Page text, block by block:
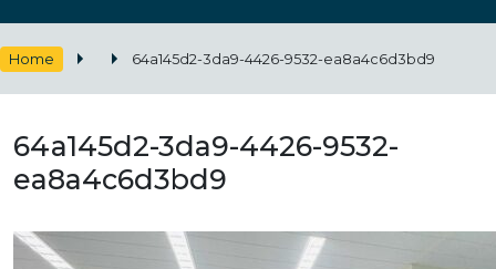
Home 64a145d2-3da9-4426-9532-ea8a4c6d3bd9
64a145d2-3da9-4426-9532-
ea8a4c6d3bd9